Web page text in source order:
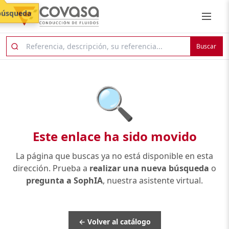
Buscar
🔍
Este enlace ha sido movido
La página que buscas ya no está disponible en esta
dirección. Prueba a realizar una nueva búsqueda o
pregunta a SophIA, nuestra asistente virtual.
← Volver al catálogo